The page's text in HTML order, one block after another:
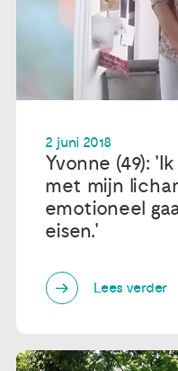
2 juni 2018
Yvonne (49):
met mijn
emotioneel
eisen.'
Lees verder